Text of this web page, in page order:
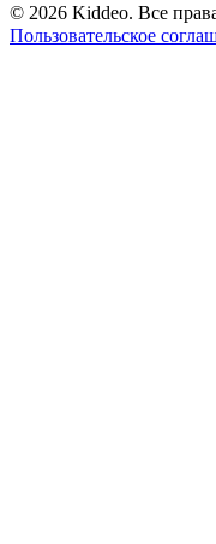
© 2026 Kiddeo. Все
Пользовательское